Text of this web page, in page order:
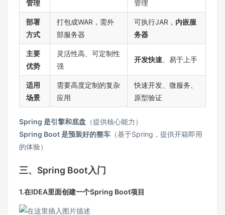
管理 管理
部署
方式
打包成WAR，需外
部服务器
可执行JAR， 内嵌服
务器
主要
优势
灵活性高、可定制性
强
开发快速 、易于上手
适用
场景
需要高度定制的复杂
应用
快速开发、微服务、
原型验证
Spring 是引擎和底盘 （提供核心能力）
Spring Boot 是预装好的整车 （基于Spring，提供开箱即用
的体验）
三、Spring Boot入门
1.在IDEA里面创建一个Spring Boot项目